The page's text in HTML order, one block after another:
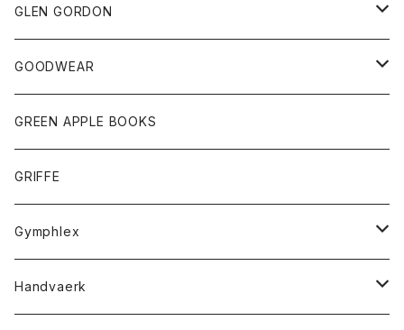
ネクタイ
チーフ
トップス
シャツ
タンクトップ
ボトム
ショートパンツ
スカート
レディース
スカート
Tシャツ
サンダル
トップス
Tシャツ
GLEN GORDON
グッズ
手袋
GOODWEAR
トップス
Tシャツ
GREEN APPLE BOOKS
GRIFFE
Gymphlex
アウター
Handvaerk